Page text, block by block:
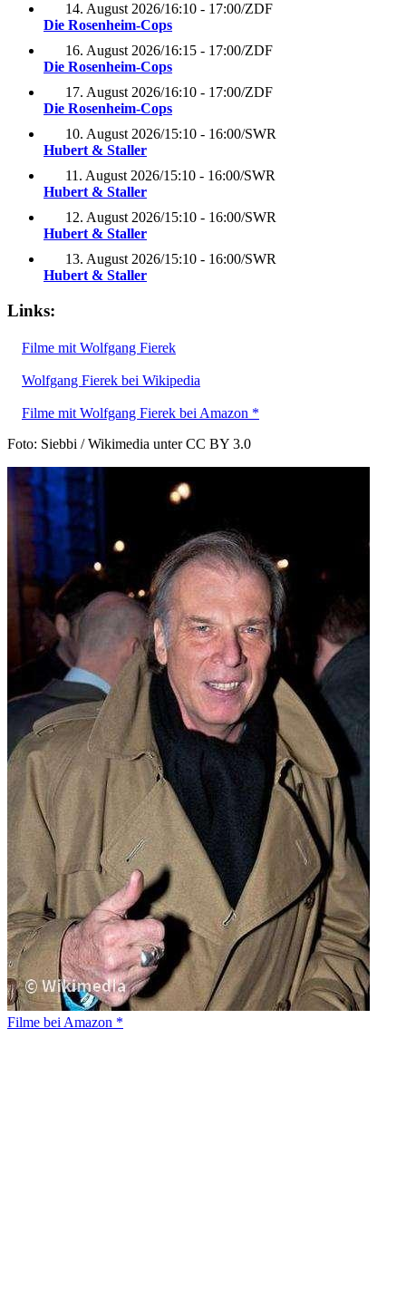
14. August 2026/16:10 - 17:00/ZDF
Die Rosenheim-Cops
16. August 2026/16:15 - 17:00/ZDF
Die Rosenheim-Cops
17. August 2026/16:10 - 17:00/ZDF
Die Rosenheim-Cops
10. August 2026/15:10 - 16:00/SWR
Hubert & Staller
11. August 2026/15:10 - 16:00/SWR
Hubert & Staller
12. August 2026/15:10 - 16:00/SWR
Hubert & Staller
13. August 2026/15:10 - 16:00/SWR
Hubert & Staller
Links:
Filme mit Wolfgang Fierek
Wolfgang Fierek bei Wikipedia
Filme mit Wolfgang Fierek bei Amazon *
Foto: Siebbi / Wikimedia unter CC BY 3.0
Filme bei Amazon *